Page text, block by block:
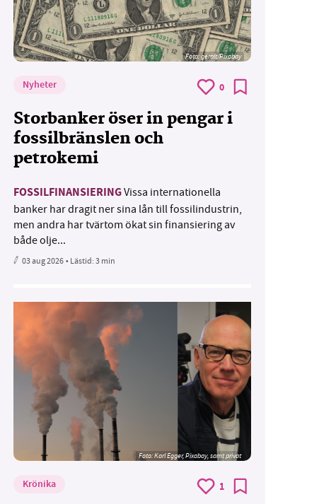
Foto:geralt/Pixabay
Nyheter 0
Storbanker öser in pengar i
fossilbränslen och
petrokemi
FOSSILFINANSIERINGVissa internationella
banker har dragit ner sina lån till fossilindustrin,
men andra har tvärtom ökat sin finansiering av
både olje...
03 aug 2026• Lästid:3 min
Foto:Karl Egger, Pixabay, samt privat
Krönika 1